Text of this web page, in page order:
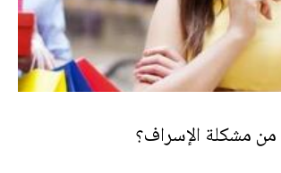
مشكلة الإسراف؟